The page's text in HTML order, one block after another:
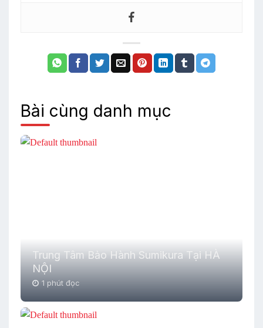
Bài cùng danh mục
Trung Tâm Bảo Hành Sumikura Tại HÀ
NỘI
1 phút đọc